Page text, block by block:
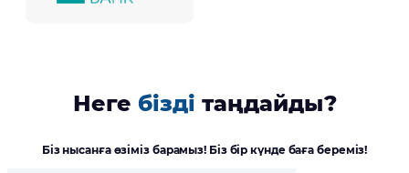
Неге бізді таңдайды?
Біз нысанға өзіміз барамыз! Біз бір күнде баға береміз!